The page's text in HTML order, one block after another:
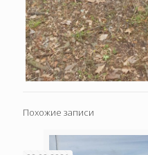
Похожие записи